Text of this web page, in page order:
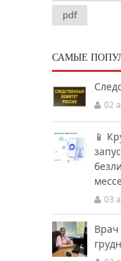
pdf
САМЫЕ
02
📱
03